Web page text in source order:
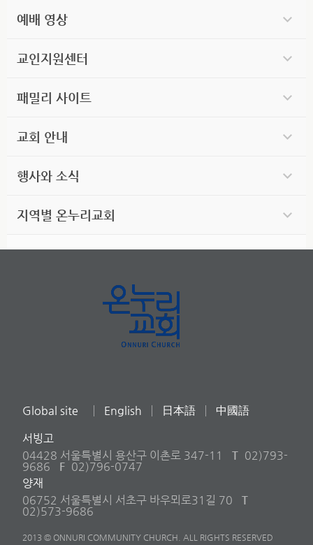
예배 영상
교인지원센터
패밀리 사이트
교회 안내
행사와 소식
지역별 온누리교회
Global site English 日本語 中國語
서빙고
04428 서울특별시 용산구 이촌로 347-11
T 02)793-
9686
F 02)796-0747
양재
06752 서울특별시 서초구 바우뫼로31길 70
T
02)573-9686
2013 © ONNURI COMMUNITY CHURCH. ALL RIGHTS RESERVED